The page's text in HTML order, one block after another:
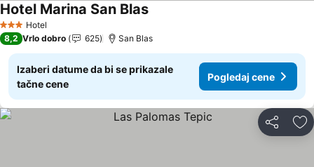
3 Zvezdice
Hotel
Hotel Marina San BlasPogledaj cene
8,2 Vrlo dobro 625 San Blas
Izaberi datume da bi se prikazale
tačne cene
Pogledaj cene
Deli